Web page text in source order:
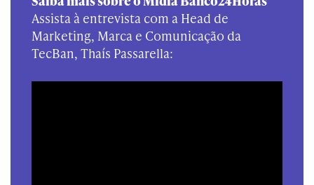
Assista à entrevista com a Head de
Marketing, Marca e Comunicação da
TecBan, Thaís Passarella: